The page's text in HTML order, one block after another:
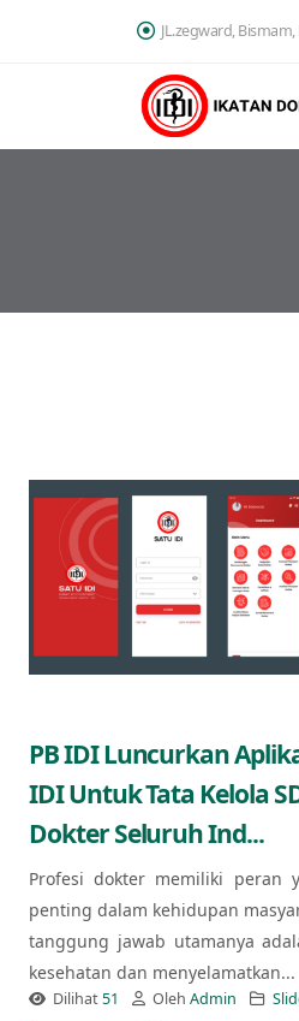
JL.zegward,
PB IDI Luncurkan
IDI Untuk Tata Kelola
Dokter Seluruh Ind...
Profesi dokter memiliki peran
penting dalam kehidupan
tanggung jawab utamanya
kesehatan dan menyelamatkan...
Dilihat51 Oleh Admin